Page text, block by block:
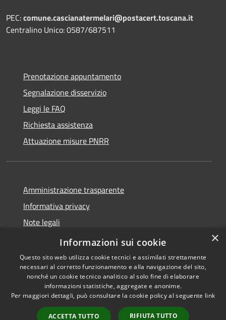
PEC:comune.cascianatermelari@postacert.toscana.it
Centralino Unico: 0587/687511
Prenotazione appuntamento
Segnalazione disservizio
Leggi le FAQ
Richiesta assistenza
Attuazione misure PNRR
Amministrazione trasparente
Informativa privacy
Note legali
Dichiarazione di accessibilità
Accessibilità
Copyright © 2026 • Comune di
Casciana Terme Lari • Powered
byMunicipium
Accesso
×
Informazioni sui cookie
Questo sito web utilizza cookie tecnici e assimilati strettamente
necessari al corretto funzionamento e alla navigazione del sito,
nonché un cookie tecnico analitico al solo fine di elaborare
informazioni statistiche, aggregate e anonime.
Per maggiori dettagli, può consultare la cookie policy al seguente link
ACCETTA TUTTO RIFIUTA TUTTO